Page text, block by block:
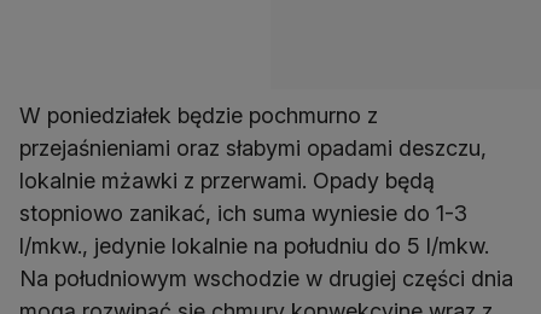
W poniedziałek będzie pochmurno z
przejaśnieniami oraz słabymi opadami deszczu,
lokalnie mżawki z przerwami. Opady będą
stopniowo zanikać, ich suma wyniesie do 1-3
l/mkw., jedynie lokalnie na południu do 5 l/mkw.
Na południowym wschodzie w drugiej części dnia